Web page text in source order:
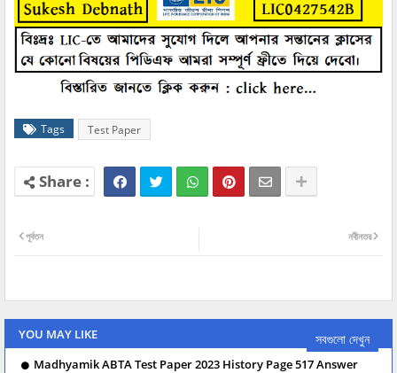
Tags Test Paper
নবীনতর
পূর্বতন
YOU MAY LIKE সবগুলো দেখুন
Madhyamik ABTA Test Paper 2023 History Page 517 Answer